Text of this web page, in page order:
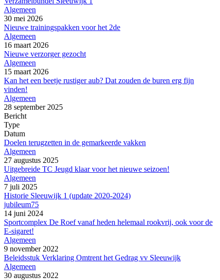
Algemeen
30 mei 2026
Nieuwe trainingspakken voor het 2de
Algemeen
16 maart 2026
Nieuwe verzorger gezocht
Algemeen
15 maart 2026
Kan het een beetje rustiger aub? Dat zouden de buren erg fijn
vinden!
Algemeen
28 september 2025
Bericht
Type
Datum
Doelen terugzetten in de gemarkeerde vakken
Algemeen
27 augustus 2025
Uitgebreide TC Jeugd klaar voor het nieuwe seizoen!
Algemeen
7 juli 2025
Historie Sleeuwijk 1 (update 2020-2024)
jubileum75
14 juni 2024
Sportcomplex De Roef vanaf heden helemaal rookvrij, ook voor de
E-sigaret!
Algemeen
9 november 2022
Beleidsstuk Verklaring Omtrent het Gedrag vv Sleeuwijk
Algemeen
30 augustus 2022